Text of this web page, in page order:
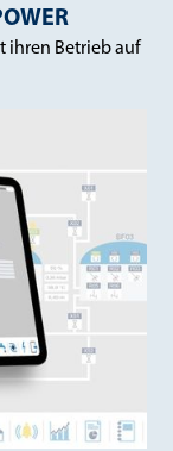
ihren Betrieb auf